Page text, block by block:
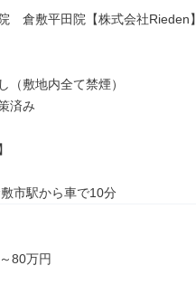
　倉敷平田院【株式会社Rieden】
（敷地内全て禁煙）
済み
市駅から車で10分
80万円